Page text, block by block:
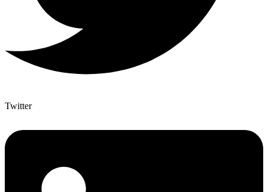
Twitter